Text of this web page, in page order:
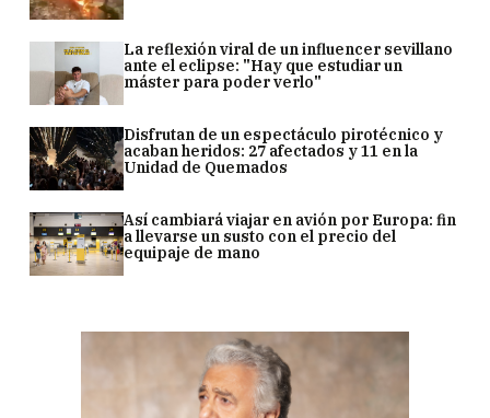
La reflexión viral de un influencer sevillano
ante el eclipse: "Hay que estudiar un
máster para poder verlo"
Disfrutan de un espectáculo pirotécnico y
acaban heridos: 27 afectados y 11 en la
Unidad de Quemados
Así cambiará viajar en avión por Europa: fin
a llevarse un susto con el precio del
equipaje de mano